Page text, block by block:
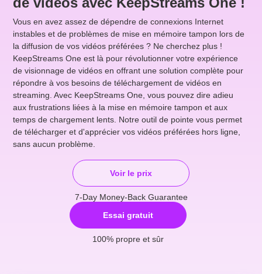
Vous en avez assez de dépendre de connexions Internet
instables et de problèmes de mise en mémoire tampon lors de
la diffusion de vos vidéos préférées ? Ne cherchez plus !
KeepStreams One est là pour révolutionner votre expérience
de visionnage de vidéos en offrant une solution complète pour
répondre à vos besoins de téléchargement de vidéos en
streaming. Avec KeepStreams One, vous pouvez dire adieu
aux frustrations liées à la mise en mémoire tampon et aux
temps de chargement lents. Notre outil de pointe vous permet
de télécharger et d'apprécier vos vidéos préférées hors ligne,
sans aucun problème.
Essai gratuit
100% propre et sûr
Voir le prix
7-Day Money-Back Guarantee